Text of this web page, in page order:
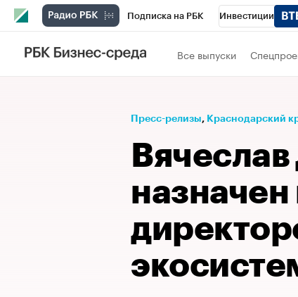
Подписка на РБК Инвестиции
Телеканал
Спецпроекты Проверка
Все выпуски
Пресс-релизы⁠, Краснодарский